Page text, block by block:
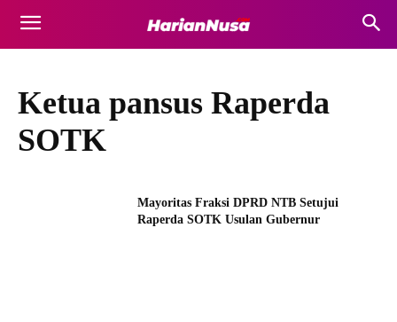
Ketua pansus Raperda
SOTK
Mayoritas Fraksi DPRD NTB Setujui
Raperda SOTK Usulan Gubernur